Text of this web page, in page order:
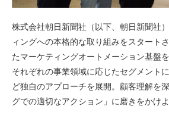
株式会社朝日新聞社（以下、朝日新聞社
ィングへの本格的な取り組みをスタート
たマーケティングオートメーション基盤
それぞれの事業領域に応じたセグメント
ど独自のアプローチを展開。顧客理解を
グでの適切なアクション」に磨きをかけ